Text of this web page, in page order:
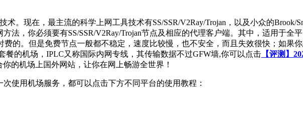
。现在，最主流的科学上网工具技术有SS/SSR/V2Ray/Trojan，以及小众的Brook/
法，你必须要有SS/SSR/V2Ray/Trojan节点及相应的代理客户端。其中，适用于全
费的。但是免费节点一般都不稳定，速度比较慢，也不安全，而且失效很快；如果
餐的机场，IPLC又称国际内网专线，其传输数据不过GFW墙,你可以点击 【评测】
的机场上国外网站，让你在网上畅游全世界！
使用机场服务，都可以点击下方不同平台的使用教程：